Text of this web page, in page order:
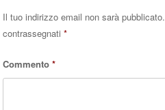
Il tuo indirizzo email non sarà pubblicato.
contrassegnati*
Commento*